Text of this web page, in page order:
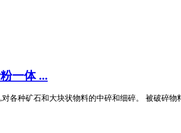
一体 ...
各种矿石和大块状物料的中碎和细碎。 被破碎物